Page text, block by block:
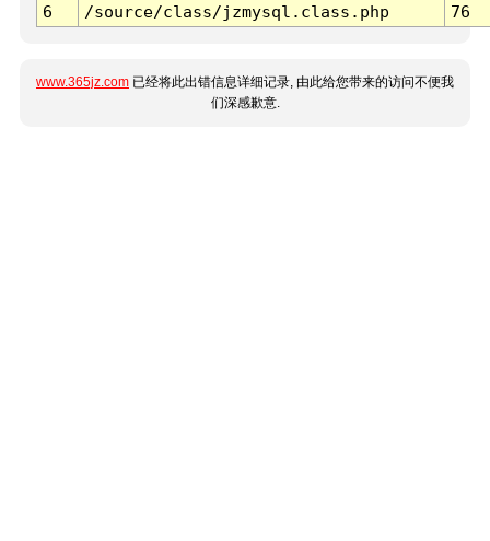
6
/source/class/jzmysql.class.php 76
www.365jz.com 已经将此出错信息详细记录, 由此给您带来的访问不便我
们深感歉意.